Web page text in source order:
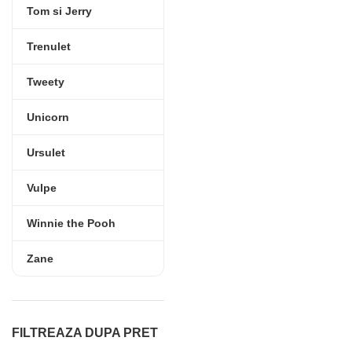
Tom si Jerry
Trenulet
Tweety
Unicorn
Ursulet
Vulpe
Winnie the Pooh
Zane
FILTREAZA DUPA PRET